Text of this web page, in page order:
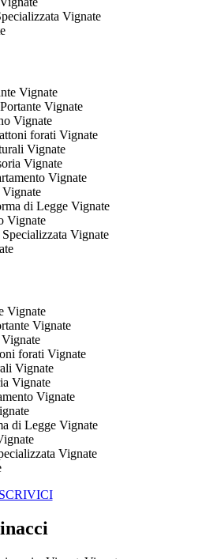
Vignate
Vignate
Vignate
Vignate
forati Vignate
Vignate
Vignate
Vignate
di Legge Vignate
Vignate
Vignate
Vignate
Vignate
forati Vignate
Vignate
Vignate
Vignate
di Legge Vignate
Vignate
SCRIVICI